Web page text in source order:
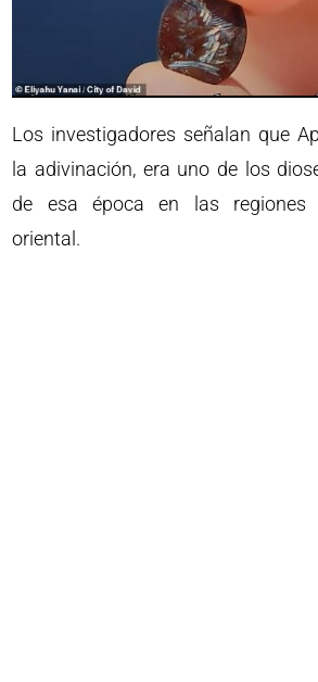
Los investigadores señalan que
la adivinación, era uno de los
de esa época en las regiones
oriental.